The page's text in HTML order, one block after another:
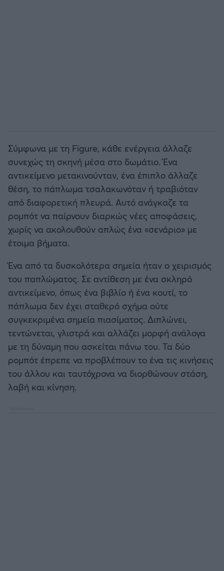
Σύμφωνα με τη Figure, κάθε ενέργεια άλλαζε
συνεχώς τη σκηνή μέσα στο δωμάτιο. Ένα
αντικείμενο μετακινούνταν, ένα έπιπλο άλλαζε
θέση, το πάπλωμα τσαλακωνόταν ή τραβιόταν
από διαφορετική πλευρά. Αυτό ανάγκαζε τα
ρομπότ να παίρνουν διαρκώς νέες αποφάσεις,
χωρίς να ακολουθούν απλώς ένα «σενάριο» με
έτοιμα βήματα.
Ένα από τα δυσκολότερα σημεία ήταν ο χειρισμός
του παπλώματος. Σε αντίθεση με ένα σκληρό
αντικείμενο, όπως ένα βιβλίο ή ένα κουτί, το
πάπλωμα δεν έχει σταθερό σχήμα ούτε
συγκεκριμένα σημεία πιασίματος. Διπλώνει,
τεντώνεται, γλιστρά και αλλάζει μορφή ανάλογα
με τη δύναμη που ασκείται πάνω του. Τα δύο
ρομπότ έπρεπε να προβλέπουν το ένα τις κινήσεις
του άλλου και ταυτόχρονα να διορθώνουν στάση,
λαβή και κίνηση.